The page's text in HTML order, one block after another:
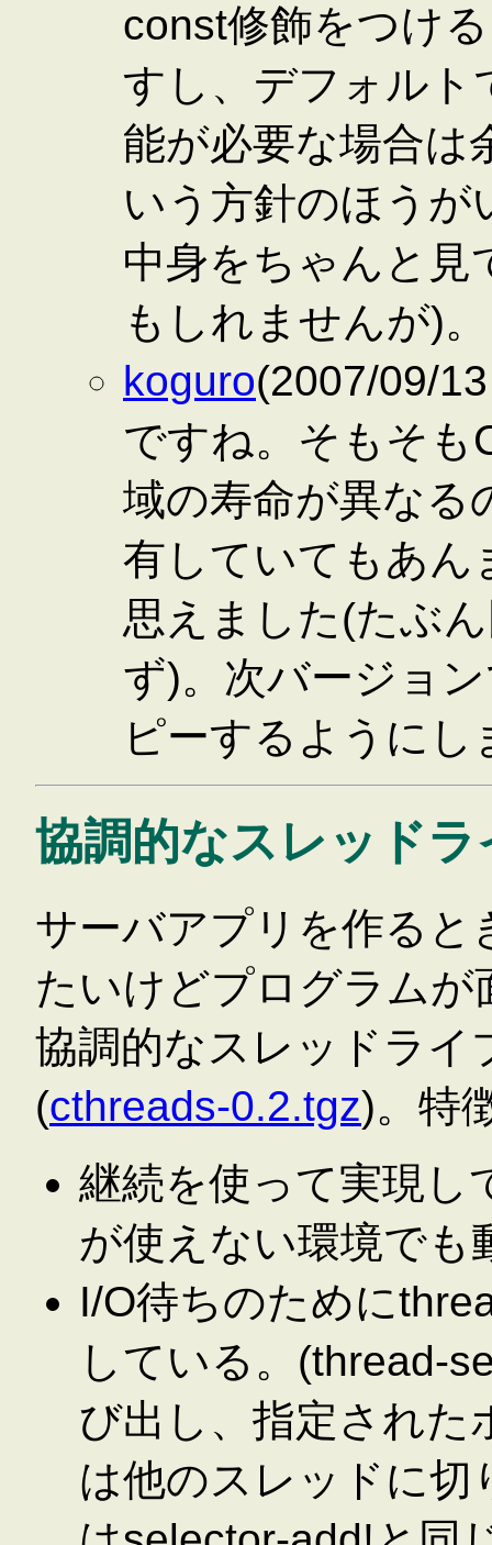
const修飾をつけ
すし、デフォルト
能が必要な場合は
いう方針のほうが
中身をちゃんと見
もしれませんが)。
koguro(2007/09/
ですね。そもそも
域の寿命が異なる
有していてもあん
思えました(たぶ
ず)。次バージョ
ピーするようにし
協調的なスレッド
サーバアプリを作る
たいけどプログラム
協調的なスレッドライ
(cthreads-0.2.tgz)。特
継続を使って実現し
が使えない環境でも
I/O待ちのために
している。(thread-
び出し、指定された
は他のスレッドに切